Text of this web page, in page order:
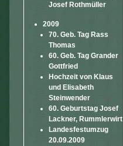
Josef Rothmüller
2009
70. Geb. Tag Rass
Thomas
60. Geb. Tag Grander
Gottfried
Hochzeit von Klaus
und Elisabeth
Steinwender
60. Geburtstag Josef
Lackner, Rummlerwirt
Landesfestumzug
20.09.2009